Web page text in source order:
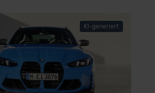
KI-generiert